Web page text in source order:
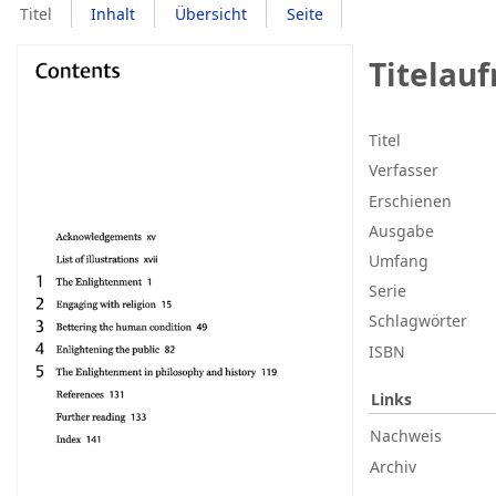
Titel Inhalt Übersicht Seite
Titel
Verfasser
Erschienen
Ausgabe
Umfang
Serie
Schlagwörter
ISBN
Links
Nachweis
Archiv